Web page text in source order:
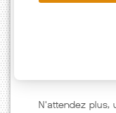
N'attendez